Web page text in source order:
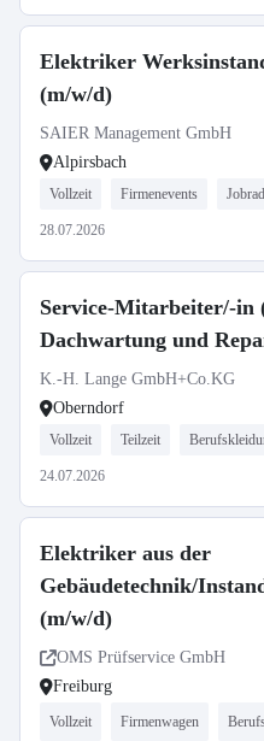
Elektriker
(m/w/d)
SAIER Management GmbH
Alpirsbach
Vollzeit Firmenevents Jobrad
28.07.2026
Service-Mitarbeiter/-in
Dachwartung und
K.-H. Lange GmbH+Co.KG
Oberndorf
Vollzeit Teilzeit
24.07.2026
Elektriker aus der
Gebäudetechnik/
(m/w/d)
OMS Prüfservice GmbH
Freiburg
Vollzeit Firmenwagen